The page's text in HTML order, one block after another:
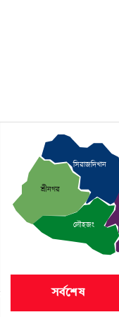
শ্রীনগর
সিরাজদিখান
লৌহজং
সর্বশেষ